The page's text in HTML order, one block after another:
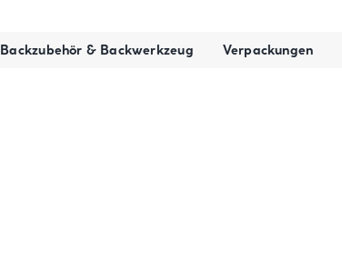
Backzubehör & Backwerkzeug Verpackungen